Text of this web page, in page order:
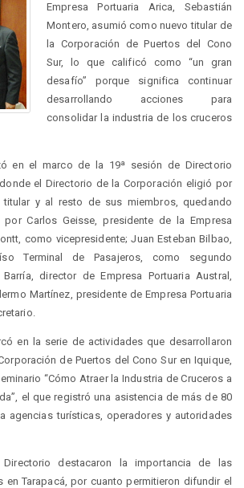
Empresa Portuaria Arica, Sebastián
Montero, asumió como nuevo titular de
la Corporación de Puertos del Cono
Sur, lo que calificó como “un gran
desafío” porque significa continuar
desarrollando acciones para
consolidar la industria de los cruceros
en el marco de la 19ª sesión de Directorio
el Directorio de la Corporación eligió por
titular y al resto de sus miembros, quedando
Carlos Geisse, presidente de la Empresa
como vicepresidente; Juan Esteban Bilbao,
Terminal de Pasajeros, como segundo
director de Empresa Portuaria Austral,
Martínez, presidente de Empresa Portuaria
en la serie de actividades que desarrollaron
de Puertos del Cono Sur en Iquique,
“Cómo Atraer la Industria de Cruceros a
el que registró una asistencia de más de 80
agencias turísticas, operadores y autoridades
destacaron la importancia de las
en Tarapacá, por cuanto permitieron difundir el